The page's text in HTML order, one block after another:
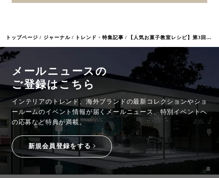
トップページ ジャーナル トレンド・特集記事 【人気お菓子教室レシピ】第3回：焦がしバター香る、本格フィナンシェ
メールニュースの
ご登録はこちら
インテリアのトレンド、海外ブランドの最新コレクションやショ
ールームのイベント情報が 届くメールニュース、特別イベントへ
の応募など特典が満載。
新規会員登録をする